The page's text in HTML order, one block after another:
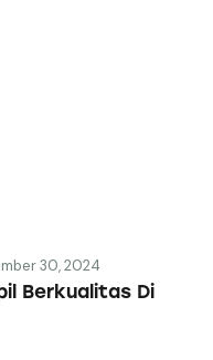
30, 2024
Berkualitas Di